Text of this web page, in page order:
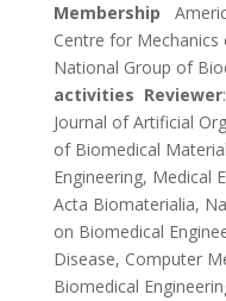
Membership
Centre for
National Group of
activities Reviewer
Journal of Artificial
of Biomedical
Engineering, Medical
Acta Biomaterialia,
on Biomedical
Disease, Computer
Biomedical